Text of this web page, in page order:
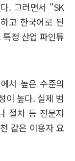
. 그러면서 "SK
고 한국어로 된
정 산업 파인튜
서 높은 수준의
이 높다. 실제 범
절차 등 전문지
같은 이용자 요